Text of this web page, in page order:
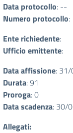
Data protocollo: --
Numero protocollo:
Ente richiedente:
Ufficio emittente:
Data affissione:
Durata: 91
Proroga: 0
Data scadenza: 30/
Allegati: